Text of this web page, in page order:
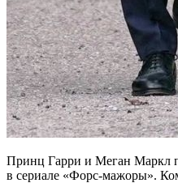
Принц Гарри и Меган Маркл
в сериале «Форс-мажоры».